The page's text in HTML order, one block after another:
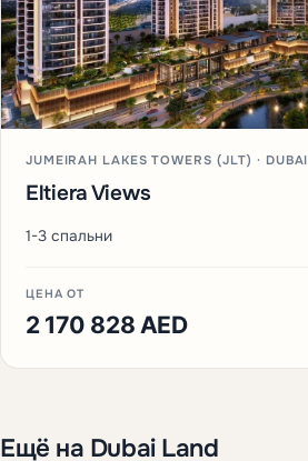
JUMEIRAH LAKES TOWERS (JLT) · DUBAI
Eltiera Views
1-3 спальни
ЦЕНА ОТ
2 170 828 AED
Ещё на Dubai Land